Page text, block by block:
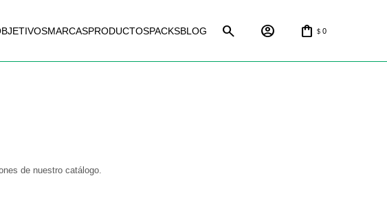
MARCASPRODUCTOSPACKSBLOG $ 0
de nuestro catálogo.